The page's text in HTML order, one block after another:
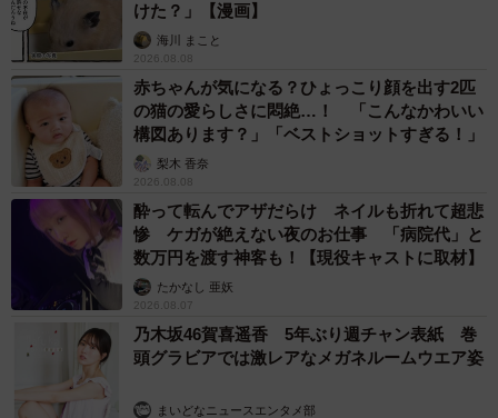
けた？」【漫画】
海川 まこと
2026.08.08
赤ちゃんが気になる？ひょっこり顔を出す2匹
の猫の愛らしさに悶絶…！ 「こんなかわいい
構図あります？」「ベストショットすぎる！」
梨木 香奈
2026.08.08
酔って転んでアザだらけ ネイルも折れて超悲
惨 ケガが絶えない夜のお仕事 「病院代」と
数万円を渡す神客も！【現役キャストに取材】
たかなし 亜妖
2026.08.07
乃木坂46賀喜遥香 5年ぶり週チャン表紙 巻
頭グラビアでは激レアなメガネルームウエア姿
まいどなニュースエンタメ部